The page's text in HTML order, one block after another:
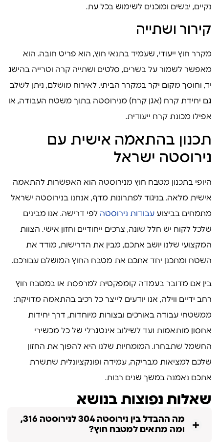
נקיים, יבשים ומוכנים לשימוש בכל עת.
קירור ושתייה
מקרר חוץ ייעודי, שעמיד בתנאי חוץ, הוא פריט חובה. הוא
מאפשר לשמור על בשרים, סלטים ושתייה קרה וטרייה בהישג
יד, וחוסך מקום יקר במקרר הביתי. לאירוח מושלם, ניתן לשלב
גם יחידת קרח (אגן קרח) מנירוסטה בתוך משטח העבודה, או
אפילו מכונת קרח ייעודית.
תכנון בהתאמה אישית עם
נירוסטה ישראל
היופי בתכנון מטבח חוץ מנירוסטה הוא האפשרות להתאמה
אישית מלאה. בניגוד לפתרונות מדף, אנחנו בנירוסטה ישראל
מתמחים בביצוע עבודות נירוסטה לפי דרישה. אנו מבינים
שלכל לקוח יש חלל שונה, צרכים ייחודיים וחזון אישי. הצוות
המקצועי שלנו יושב אתכם, מבין את הדרישות, מודד את
השטח ומתכנן יחד אתכם את מטבח החוץ המושלם עבורכם.
בין אם מדובר בעמדה קומפקטית למרפסת או במטבח חוץ
רחב ידיים ווילה, אנו יודעים לייצר כל רכיב בהתאמה מדויקת:
ממשטחי עבודה באורכים ובצורות מיוחדות, דרך יחידות
אחסון מותאמות ועד לשילוב אינטגרלי של כל מכשירי
החשמל שתבחרו. המומחיות שלנו היא להפוך את החזון
שלכם למציאות מבריקה, עמידה ופונקציונלית שתשרת
אתכם נאמנה במשך שנים רבות.
שאלות נפוצות בנושא
מה ההבדל בין נירוסטה 304 לנירוסטה 316,
ומה מתאים למטבח חוץ?